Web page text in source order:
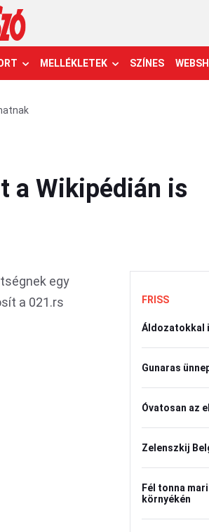
MELLÉKLETEK SZÍNES
a Wikipédián is
egy
a 021.rs
FRISS
Áldozatokkal
Gunaras
Óvatosan az
Zelenszkij
Fél tonna
környékén